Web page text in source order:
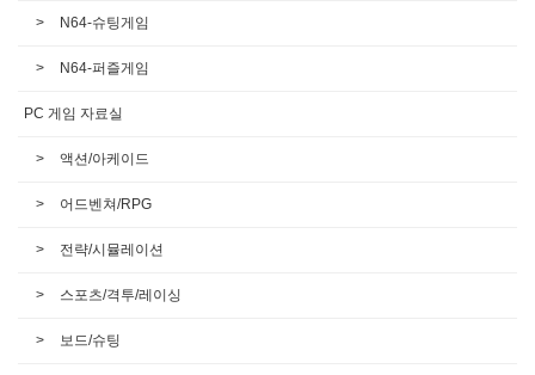
N64-슈팅게임
N64-퍼즐게임
PC 게임 자료실
액션/아케이드
어드벤쳐/RPG
전략/시뮬레이션
스포츠/격투/레이싱
보드/슈팅